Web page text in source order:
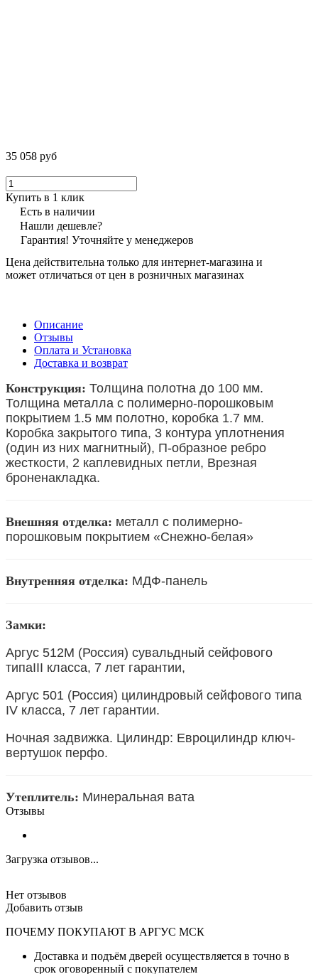
35 058 руб
Купить в 1 клик
Есть в наличии
Нашли дешевле?
Гарантия! Уточняйте у менеджеров
Цена действительна только для интернет-магазина и
может отличаться от цен в розничных магазинах
Описание
Отзывы
Оплата и Установка
Доставка и возврат
Конструкция: Толщина полотна до 100 мм.
Толщина металла с полимерно-порошковым
покрытием 1.5 мм полотно, коробка 1.7 мм.
Коробка закрытого типа, 3 контура уплотнения
(один из них магнитный), П-образное ребро
жесткости, 2 каплевидных петли, Врезная
броненакладка.
Внешняя отделка: металл с полимерно-
порошковым покрытием «Снежно-белая»
Внутренняя отделка: МДФ-панель
Замки:
Аргус 512М (Россия) сувальдный сейфового
типаIII класса, 7 лет гарантии,
Аргус 501 (Россия) цилиндровый сейфового типа
IV класса, 7 лет гарантии.
Ночная задвижка. Цилиндр: Евроцилиндр ключ-
вертушок перфо.
Утеплитель: Минеральная вата
Отзывы
Загрузка отзывов...
Нет отзывов
Добавить отзыв
ПОЧЕМУ ПОКУПАЮТ В АРГУС МСК
Доставка и подъём дверей осуществляется в точно в
срок оговоренный с покупателем